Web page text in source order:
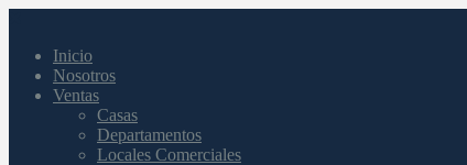
Inicio
Nosotros
Ventas
Casas
Departamentos
Locales Comerciales